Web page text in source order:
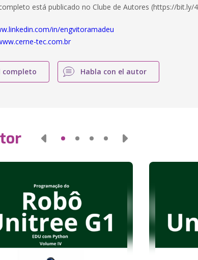
está publicado no Clube de Autores (https://bit.ly/
in/engvitoramadeu
tec.com.br
completo Habla con el autor